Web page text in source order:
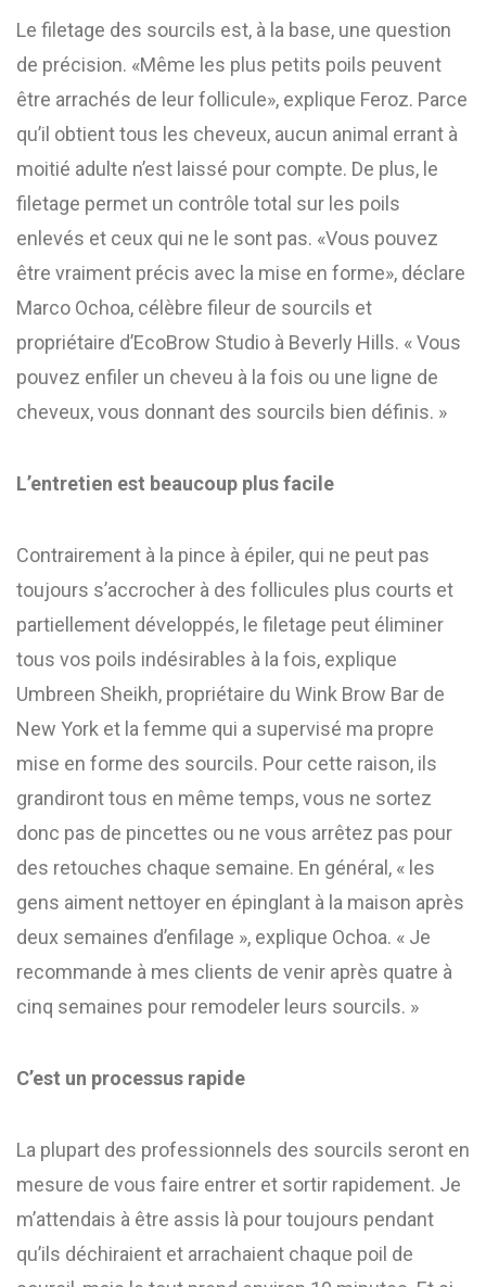
Le filetage des sourcils est, à la base, une question
de précision. «Même les plus petits poils peuvent
être arrachés de leur follicule», explique Feroz. Parce
qu’il obtient tous les cheveux, aucun animal errant à
moitié adulte n’est laissé pour compte. De plus, le
filetage permet un contrôle total sur les poils
enlevés et ceux qui ne le sont pas. «Vous pouvez
être vraiment précis avec la mise en forme», déclare
Marco Ochoa, célèbre fileur de sourcils et
propriétaire d’EcoBrow Studio à Beverly Hills. « Vous
pouvez enfiler un cheveu à la fois ou une ligne de
cheveux, vous donnant des sourcils bien définis. »
L’entretien est beaucoup plus facile
Contrairement à la pince à épiler, qui ne peut pas
toujours s’accrocher à des follicules plus courts et
partiellement développés, le filetage peut éliminer
tous vos poils indésirables à la fois, explique
Umbreen Sheikh, propriétaire du Wink Brow Bar de
New York et la femme qui a supervisé ma propre
mise en forme des sourcils. Pour cette raison, ils
grandiront tous en même temps, vous ne sortez
donc pas de pincettes ou ne vous arrêtez pas pour
des retouches chaque semaine. En général, « les
gens aiment nettoyer en épinglant à la maison après
deux semaines d’enfilage », explique Ochoa. « Je
recommande à mes clients de venir après quatre à
cinq semaines pour remodeler leurs sourcils. »
C’est un processus rapide
La plupart des professionnels des sourcils seront en
mesure de vous faire entrer et sortir rapidement. Je
m’attendais à être assis là pour toujours pendant
qu’ils déchiraient et arrachaient chaque poil de